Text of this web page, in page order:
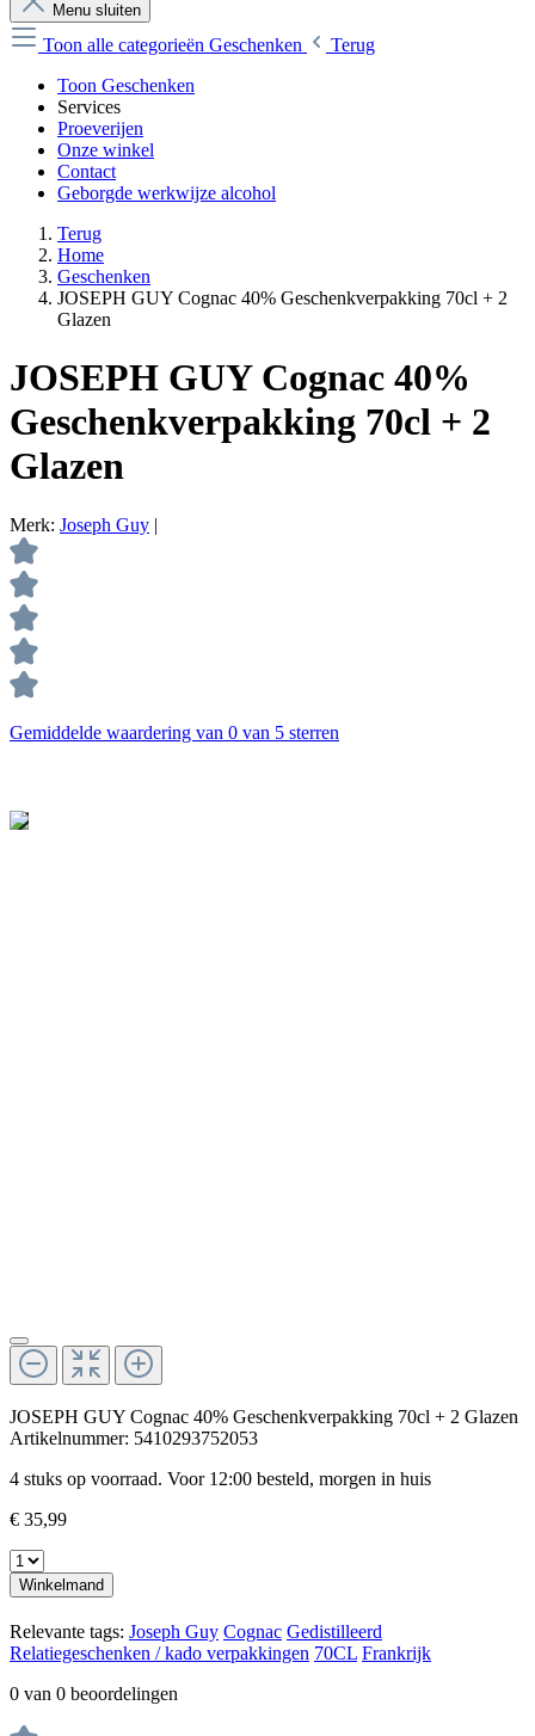
Menu sluiten
Toon alle categorieën Geschenken
Terug
Toon Geschenken
Services
Proeverijen
Onze winkel
Contact
Geborgde werkwijze alcohol
Terug
Home
Geschenken
JOSEPH GUY Cognac 40% Geschenkverpakking 70cl + 2
Glazen
JOSEPH GUY Cognac 40%
Geschenkverpakking 70cl + 2
Glazen
Merk: Joseph Guy |
Gemiddelde waardering van 0 van 5 sterren
JOSEPH GUY Cognac 40% Geschenkverpakking 70cl + 2 Glazen
Artikelnummer: 5410293752053
4 stuks op voorraad. Voor 12:00 besteld, morgen in huis
€ 35,99
Winkelmand
Relevante tags: Joseph Guy Cognac Gedistilleerd
Relatiegeschenken / kado verpakkingen 70CL Frankrijk
0 van 0 beoordelingen